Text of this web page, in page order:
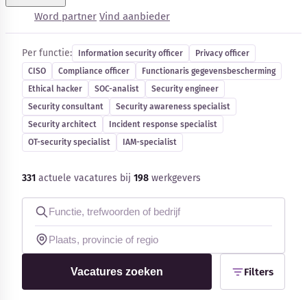
Word partner Vind aanbieder
Kennisbank
Blog
Bedrijfsupdates
Externe bronnen
Woordenboek
Auteurs
Cybersecurity-vacatures
Per functie: Information security officer
Privacy officer
CISO
Compliance officer
Functionaris gegevensbescherming
Ethical hacker
SOC-analist
Security engineer
Security consultant
Security awareness specialist
Security architect
Incident response specialist
OT-security specialist
IAM-specialist
331 actuele vacatures bij 198 werkgevers
Vacatures zoeken Filters